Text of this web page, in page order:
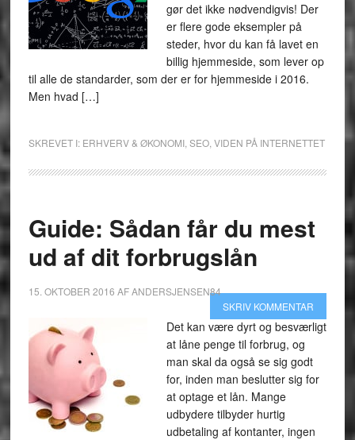
gør det ikke nødvendigvis! Der
er flere gode eksempler på
steder, hvor du kan få lavet en
billig hjemmeside, som lever op
til alle de standarder, som der er for hjemmeside i 2016.
Men hvad […]
SKREVET I: ERHVERV & ØKONOMI, SEO, VIDEN PÅ INTERNETTET
Guide: Sådan får du mest
ud af dit forbrugslån
15. OKTOBER 2016 AFANDERSJENSEN84
SKRIV KOMMENTAR
Det kan være dyrt og besværligt
at låne penge til forbrug, og
man skal da også se sig godt
for, inden man beslutter sig for
at optage et lån. Mange
udbydere tilbyder hurtig
udbetaling af kontanter, ingen